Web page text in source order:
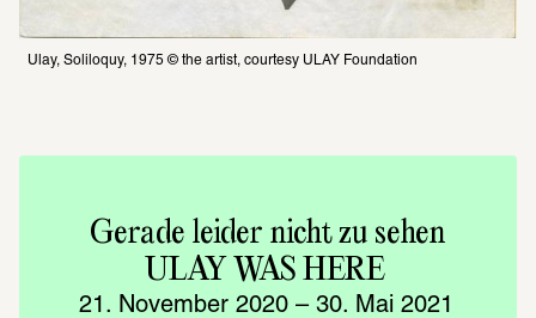
Ulay, Soliloquy, 1975 © the artist, courtesy ULAY Foundation
Gerade leider nicht zu sehen
ULAY WAS HERE
21. November 2020 – 30. Mai 2021